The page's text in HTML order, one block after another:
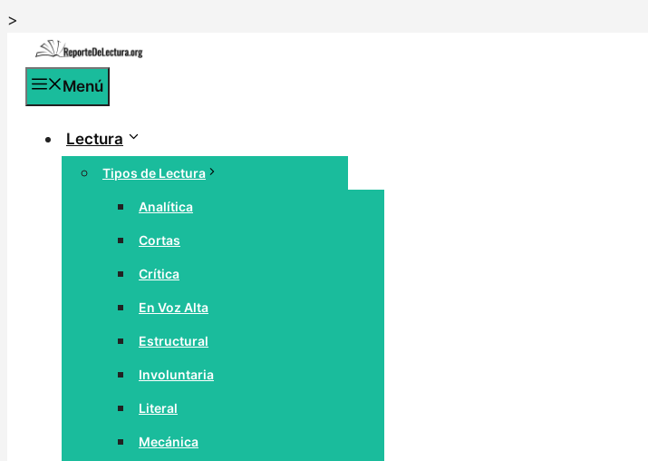
>
contenido
Menú
Lectura
Tipos de Lectura
Analítica
Cortas
Crítica
En Voz Alta
Estructural
Involuntaria
Literal
Mecánica